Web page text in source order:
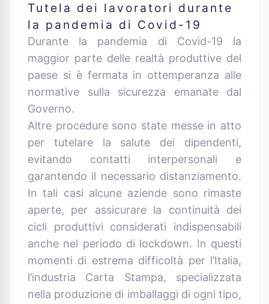
Tutela dei lavoratori durante
la pandemia di Covid-19
Durante la pandemia di Covid-19 la
maggior parte delle realtà produttive del
paese si è fermata in ottemperanza alle
normative sulla sicurezza emanate dal
Governo.
Altre procedure sono state messe in atto
per tutelare la salute dei dipendenti,
evitando contatti interpersonali e
garantendo il necessario distanziamento.
In tali casi alcune aziende sono rimaste
aperte, per assicurare la continuità dei
cicli produttivi considerati indispensabili
anche nel periodo di lockdown. In questi
momenti di estrema difficoltà per l’Italia,
l’industria Carta Stampa, specializzata
nella produzione di imballaggi di ogni tipo,